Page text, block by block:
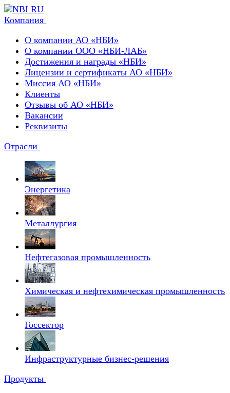
Компания
О компании АО «НБИ»
О компании ООО «НБИ-ЛАБ»
Достижения и награды «НБИ»
Лицензии и сертификаты АО «НБИ»
Миссия АО «НБИ»
Клиенты
Отзывы об АО «НБИ»
Вакансии
Реквизиты
Отрасли
Энергетика
Металлургия
Нефтегазовая промышленность
Химическая и нефтехимическая промышленность
Госсектор
Инфраструктурные бизнес-решения
Продукты